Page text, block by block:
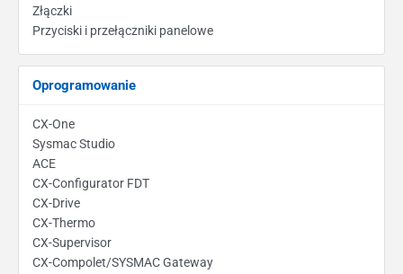
Złączki
Przyciski i przełączniki panelowe
Oprogramowanie
CX-One
Sysmac Studio
ACE
CX-Configurator FDT
CX-Drive
CX-Thermo
CX-Supervisor
CX-Compolet/SYSMAC Gateway